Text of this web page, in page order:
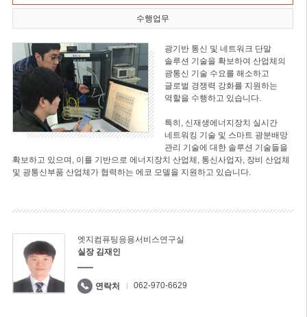
수행업무
광기반 통신 및 네트워크 단말
솔루션 기술을 확보하여 산업체의
광통신 기술 수요를 해소하고
글로벌 경쟁력 강화를 지원하는
역할을 수행하고 있습니다.
특히, 신재생에너지장치 실시간
네트워킹 기술 및 스마트 광분배망
관리 기술에 대한 솔루션 기술들을
확보하고 있으며, 이를 기반으로 에너지장치 산업체, 통신사업자, 장비 산업체
및 광통신부품 산업체가 협력하는 에코 모델을 지원하고 있습니다.
엣지컴퓨팅응용서비스연구실
실장 김재인
연락처 062-970-6629